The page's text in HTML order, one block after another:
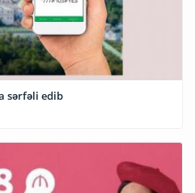
sərfəli edib